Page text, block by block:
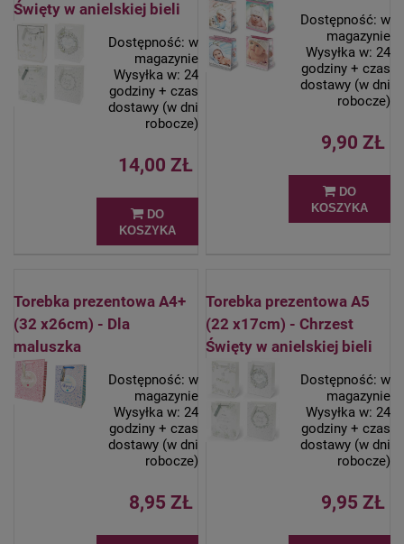
Święty w anielskiej bieli
Dostępność: w
magazynie
Wysyłka w: 24
godziny + czas
dostawy (w dni
robocze)
14,00 ZŁ
DO
KOSZYKA
Dostępność: w
magazynie
Wysyłka w: 24
godziny + czas
dostawy (w dni
robocze)
9,90 ZŁ
DO
KOSZYKA
Torebka prezentowa A4+
(32 x26cm) - Dla
maluszka
Dostępność: w
magazynie
Wysyłka w: 24
godziny + czas
dostawy (w dni
robocze)
8,95 ZŁ
Torebka prezentowa A5
(22 x17cm) - Chrzest
Święty w anielskiej bieli
Dostępność: w
magazynie
Wysyłka w: 24
godziny + czas
dostawy (w dni
robocze)
9,95 ZŁ